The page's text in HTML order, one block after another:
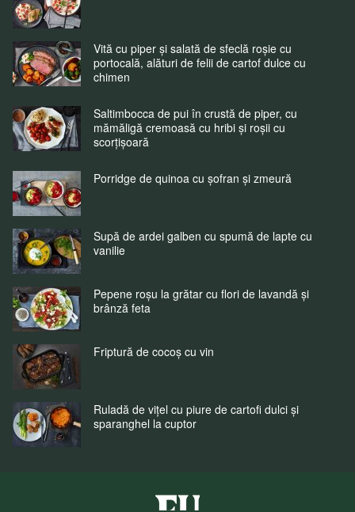
Vită cu piper și salată de sfeclă roșie cu
portocală, alături de felii de cartof dulce cu
chimen
Saltimbocca de pui în crustă de piper, cu
mămăligă cremoasă cu hribi și roșii cu
scorțișoară
Porridge de quinoa cu șofran și zmeură
Supă de ardei galben cu spumă de lapte cu
vanilie
Pepene roșu la grătar cu flori de lavandă și
brânză feta
Friptură de cocoș cu vin
Ruladă de vițel cu piure de cartofi dulci și
sparanghel la cuptor